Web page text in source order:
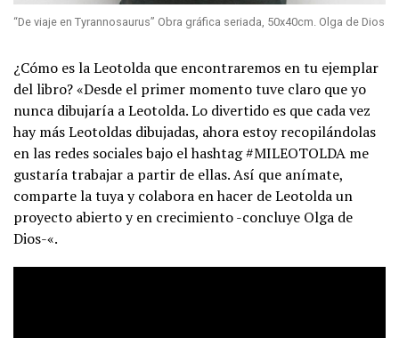
“De viaje en Tyrannosaurus” Obra gráfica seriada, 50x40cm. Olga de Dios
¿Cómo es la Leotolda que encontraremos en tu ejemplar
del libro? «Desde el primer momento tuve claro que yo
nunca dibujaría a Leotolda. Lo divertido es que cada vez
hay más Leotoldas dibujadas, ahora estoy recopilándolas
en las redes sociales bajo el hashtag #MILEOTOLDA me
gustaría trabajar a partir de ellas. Así que anímate,
comparte la tuya y colabora en hacer de Leotolda un
proyecto abierto y en crecimiento -concluye Olga de
Dios-«.